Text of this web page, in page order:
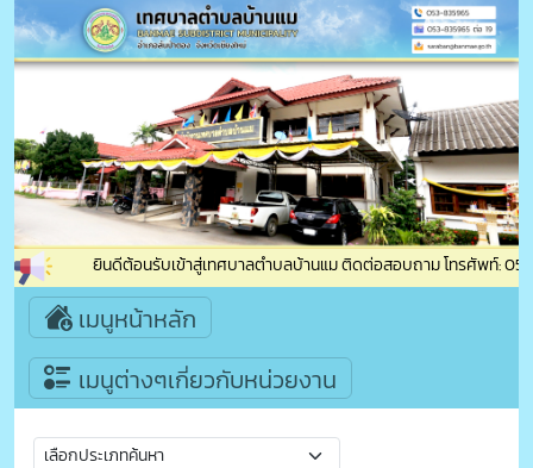
ยินดีต้อนรับเข้าสู่เทศบาลตำบลบ้านแม ติดต่อสอบถาม โทรศัพท์: 053-
เมนูหน้าหลัก
เมนูต่างๆเกี่ยวกับหน่วยงาน